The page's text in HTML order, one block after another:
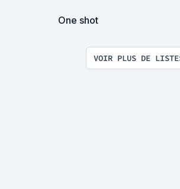
One shot
VOIR PLUS DE